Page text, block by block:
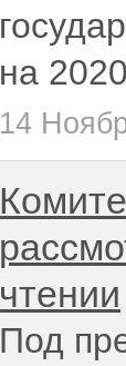
на
14
чтении
Под